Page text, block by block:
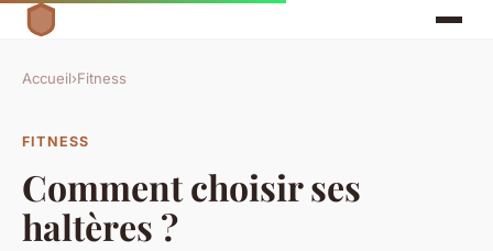
Accueil›Fitness
FITNESS
Comment choisir ses
haltères ?